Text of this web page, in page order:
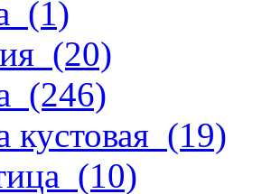
(1)
(20)
(246)
кустовая (19)
(10)